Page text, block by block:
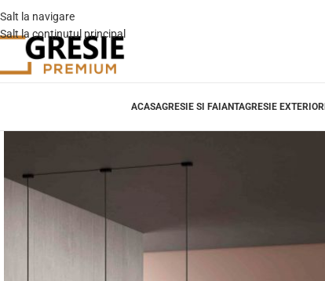
Salt la navigare
Salt la conținutul principal
ACASAGRESIE SI FAIANTAGRESIE EXTERIOR